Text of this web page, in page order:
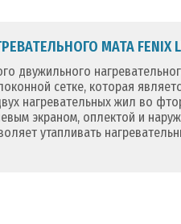
МАТА FENIX
двужильного
сетке, которая
нагревательных жил во
экраном, оплектой и
утапливать